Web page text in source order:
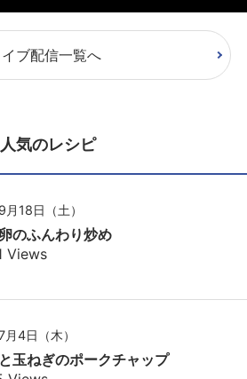
ブ配信一覧へ
人気のレシピ
18日（土）
のふんわり炒め
Views
4日（木）
玉ねぎのポークチャップ